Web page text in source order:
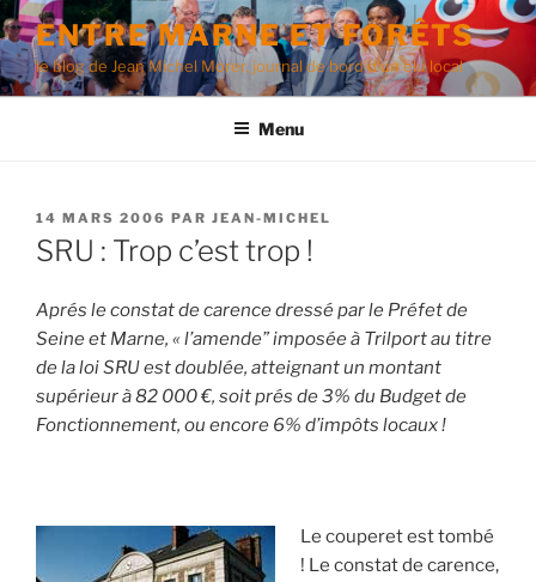
Aller
au
contenu
principal
ENTRE MARNE ET FORÊTS
le blog de Jean Michel Morer, journal de bord d'un élu local
Menu
PUBLIÉ
LE
14 MARS 2006 PAR JEAN-MICHEL
SRU : Trop c’est trop !
Aprés le constat de carence dressé par le Préfet de
Seine et Marne, « l’amende” imposée à Trilport au titre
de la loi SRU est doublée, atteignant un montant
supérieur à 82 000 €, soit prés de 3% du Budget de
Fonctionnement, ou encore 6% d’impôts locaux !
Le couperet est tombé
! Le constat de carence,